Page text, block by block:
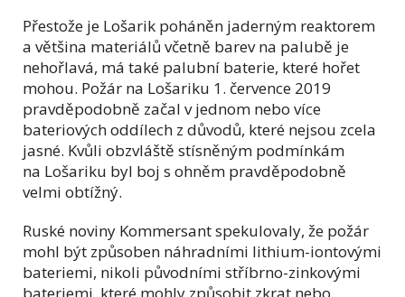
Přestože je Lošarik poháněn jaderným reaktorem
a většina materiálů včetně barev na palubě je
nehořlavá, má také palubní baterie, které hořet
mohou. Požár na Lošariku 1. července 2019
pravděpodobně začal v jednom nebo více
bateriových oddílech z důvodů, které nejsou zcela
jasné. Kvůli obzvláště stísněným podmínkám
na Lošariku byl boj s ohněm pravděpodobně
velmi obtížný.
Ruské noviny Kommersant spekulovaly, že požár
mohl být způsoben náhradními lithium-iontovými
bateriemi, nikoli původními stříbrno-zinkovými
bateriemi, které mohly způsobit zkrat nebo